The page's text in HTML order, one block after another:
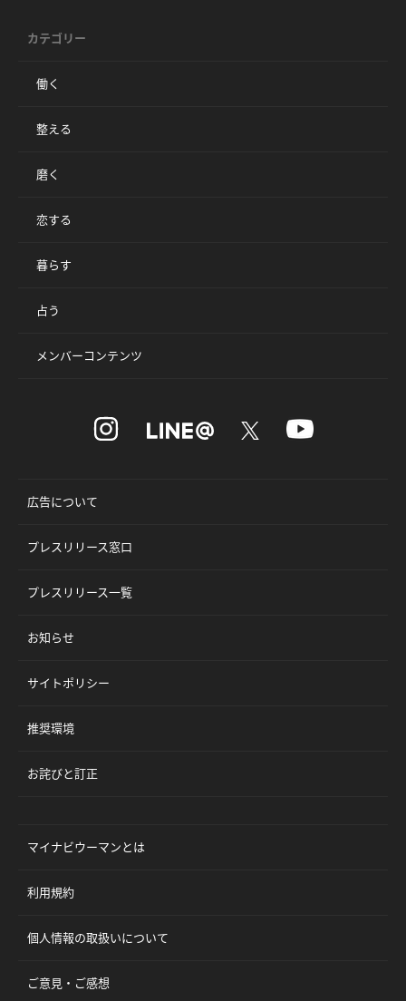
カテゴリー
働く
整える
磨く
恋する
暮らす
占う
メンバーコンテンツ
広告について
プレスリリース窓口
プレスリリース一覧
お知らせ
サイトポリシー
推奨環境
お詫びと訂正
マイナビウーマンとは
利用規約
個人情報の取扱いについて
ご意見・ご感想